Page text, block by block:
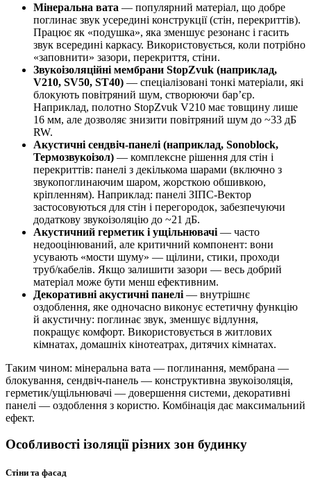
Мінеральна вата — популярний матеріал, що добре
поглинає звук усередині конструкції (стін, перекриттів).
Працює як «подушка», яка зменшує резонанс і гасить
звук всередині каркасу. Використовується, коли потрібно
«заповнити» зазори, перекриття, стіни.
Звукоізоляційні мембрани StopZvuk (наприклад,
V210, SV50, ST40) — спеціалізовані тонкі матеріали, які
блокують повітряний шум, створюючи бар’єр.
Наприклад, полотно StopZvuk V210 має товщину лише
16 мм, але дозволяє знизити повітряний шум до ~33 дБ
RW.
Акустичні сендвіч-панелі (наприклад, Sonoblock,
Термозвукоізол) — комплексне рішення для стін і
перекриттів: панелі з декількома шарами (включно з
звукопоглинаючим шаром, жорсткою обшивкою,
кріпленням). Наприклад: панелі ЗІПС-Вектор
застосовуються для стін і перегородок, забезпечуючи
додаткову звукоізоляцію до ~21 дБ.
Акустичний герметик і ущільнювачі — часто
недооцінюваний, але критичний компонент: вони
усувають «мости шуму» — щілини, стики, проходи
труб/кабелів. Якщо залишити зазори — весь добрий
матеріал може бути менш ефективним.
Декоративні акустичні панелі — внутрішнє
оздоблення, яке одночасно виконує естетичну функцію
й акустичну: поглинає звук, зменшує відлуння,
покращує комфорт. Використовується в житлових
кімнатах, домашніх кінотеатрах, дитячих кімнатах.
Таким чином: мінеральна вата — поглинання, мембрана —
блокування, сендвіч-панель — конструктивна звукоізоляція,
герметик/ущільнювачі — довершення системи, декоративні
панелі — оздоблення з користю. Комбінація дає максимальний
ефект.
Особливості ізоляції різних зон будинку
Стіни та фасад